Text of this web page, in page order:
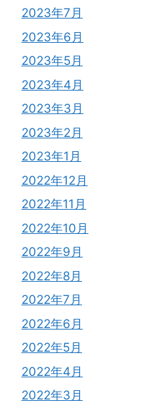
2023年7月
2023年6月
2023年5月
2023年4月
2023年3月
2023年2月
2023年1月
2022年12月
2022年11月
2022年10月
2022年9月
2022年8月
2022年7月
2022年6月
2022年5月
2022年4月
2022年3月